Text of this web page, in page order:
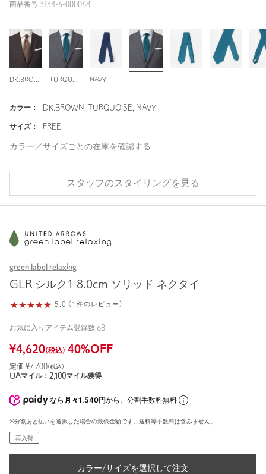
商品番号 3134-6-000068
NAVY
カラー： DK.BROWN, TURQUOISE, NAVY
サイズ： FREE
カラー／サイズごとの在庫を確認する
スタッフのスタイリングを見る
green label relaxing
GLR シルク1 8.0cm ソリッド ネクタイ
5.0 (1件のレビュー)
お気に入りアイテム登録数 68
¥4,620(税込) 40%OFF
定価 ¥7,700(税込)
UAマイル： 2,100マイル獲得
なら 月々1,540円から。分割手数料無料
※分割あと払いを選択した場合の最低金額です。送料等手数料は含みません。
再入荷
カラー/サイズを選択して注文